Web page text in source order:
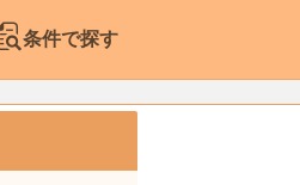
条件で探す